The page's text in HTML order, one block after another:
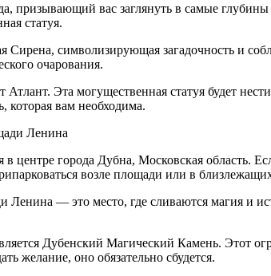
призывающий вас заглянуть в самые
статуя.
Сирена, символизирующая загадочность и
очарования.
Эта могущественная статуя будет
которая вам необходима.
Ленина
центре города Дубна, Московская область.
возле площади или в
— это место, где сливаются магия и
Дубенский Магический Камень. Этот
желание, оно обязательно сбудется.